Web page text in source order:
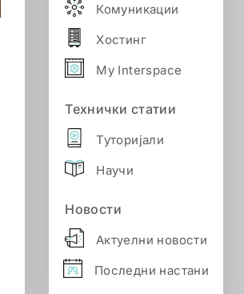
Комуникации
Хостинг
My Interspace
Технички статии
Туторијали
Научи
Новости
Актуелни новости
Последни настани